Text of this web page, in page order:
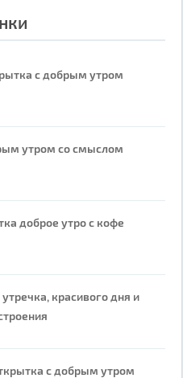
с добрым утром
утром со смыслом
доброе утро с кофе
красивого дня и
с добрым утром